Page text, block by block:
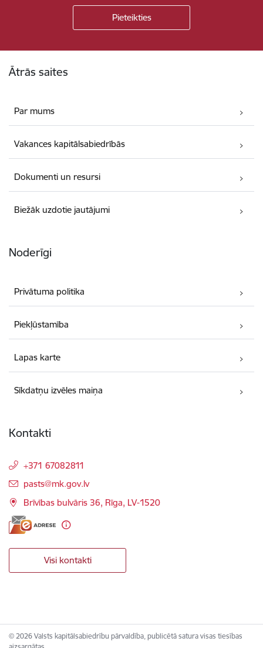
Ātrās saites
Par mums
Vakances kapitālsabiedrībās
Dokumenti un resursi
Biežāk uzdotie jautājumi
Noderīgi
Privātuma politika
Piekļūstamība
Lapas karte
Sīkdatņu izvēles maiņa
Kontakti
+371 67082811
E-pasts:
pasts@mk.gov.lv
Brīvības bulvāris 36, Rīga, LV-1520
Visi kontakti
© 2026 Valsts kapitālsabiedrību pārvaldība, publicētā satura visas tiesības